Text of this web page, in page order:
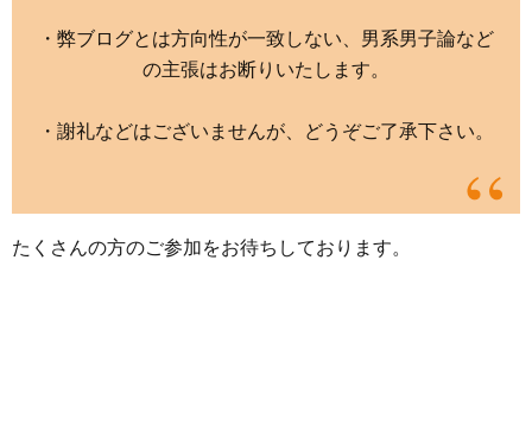
・弊ブログとは方向性が一致しない、男系男子論など
の主張はお断りいたします。
・謝礼などはございませんが、どうぞご了承下さい。
たくさんの方のご参加をお待ちしております。